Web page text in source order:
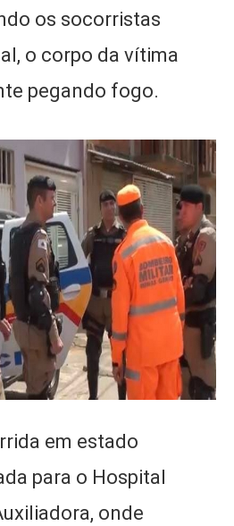
os socorristas
o corpo da vítima
pegando fogo.
em estado
para o Hospital
onde